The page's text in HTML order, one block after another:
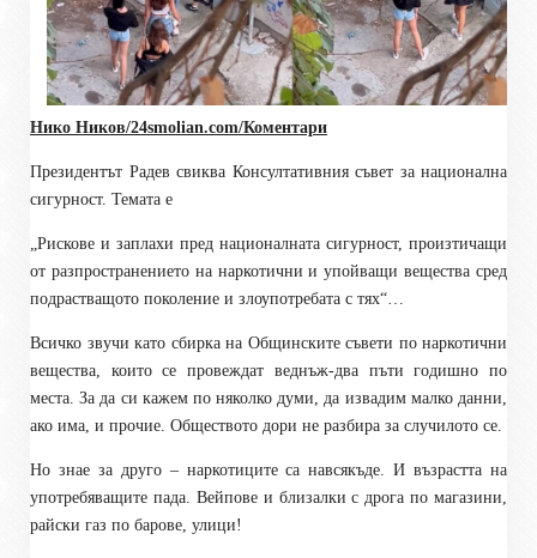
Нико Ников/24smolian.com/Коментари
Президентът Радев свиква Консултативния съвет за национална
сигурност. Темата е
„Рискове и заплахи пред националната сигурност, произтичащи
от разпространението на наркотични и упойващи вещества сред
подрастващото поколение и злоупотребата с тях“…
Всичко звучи като сбирка на Общинските съвети по наркотични
вещества, които се провеждат веднъж-два пъти годишно по
места. За да си кажем по няколко думи, да извадим малко данни,
ако има, и прочие. Обществото дори не разбира за случилото се.
Но знае за друго – наркотиците са навсякъде. И възрастта на
употребяващите пада. Вейпове и близалки с дрога по магазини,
райски газ по барове, улици!